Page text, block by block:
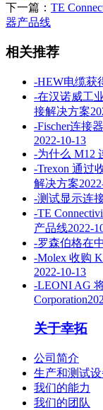
下一篇： TE
器产品线
相关推荐
-HEW电缆获
-在汉诺威工
接解决方​​案
-Fischer连接
2022-10-13
-为什么 M12
-Trexon 通过
解决方案
-测试显示连
-TE
产品线2022-
-罗森伯格在
-Molex 收购
2022-10-13
-LEONI AG
Corporation
关于幸拓
公司简介
生产和测试设
我们的能力
我们的团队